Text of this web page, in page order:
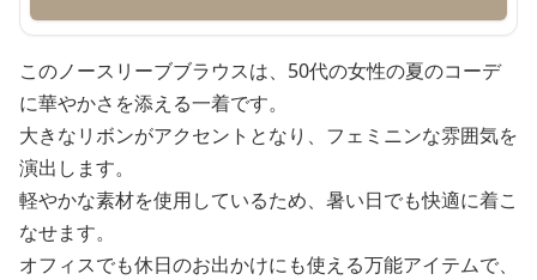
このノースリーブブラウスは、50代の女性の夏のコーデ
に華やかさを添える一着です。
大きなリボンがアクセントとなり、フェミニンな雰囲気を
演出します。
軽やかな素材を使用しているため、暑い日でも快適に着こ
なせます。
オフィスでも休日のお出かけにも使える万能アイテムで、